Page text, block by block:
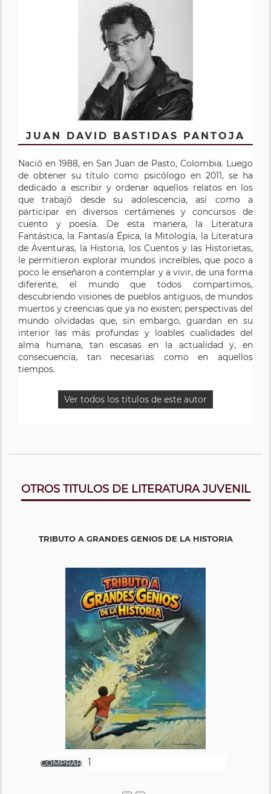
JUAN DAVID BASTIDAS PANTOJA
Nació en 1988, en San Juan de Pasto, Colombia. Luego
de obtener su título como psicólogo en 2011, se ha
dedicado a escribir y ordenar aquellos relatos en los
que trabajó desde su adolescencia, así como a
participar en diversos certámenes y concursos de
cuento y poesía. De esta manera, la Literatura
Fantástica, la Fantasía Épica, la Mitología, la Literatura
de Aventuras, la Historia, los Cuentos y las Historietas,
le permitieron explorar mundos increíbles, que poco a
poco le enseñaron a contemplar y a vivir, de una forma
diferente, el mundo que todos compartimos,
descubriendo visiones de pueblos antiguos, de mundos
muertos y creencias que ya no existen; perspectivas del
mundo olvidadas que, sin embargo, guardan en su
interior las más profundas y loables cualidades del
alma humana, tan escasas en la actualidad y, en
consecuencia, tan necesarias como en aquellos
tiempos.
Ver todos los titulos de este autor
OTROS TITULOS DE LITERATURA JUVENIL
TRIBUTO A GRANDES GENIOS DE LA HISTORIA